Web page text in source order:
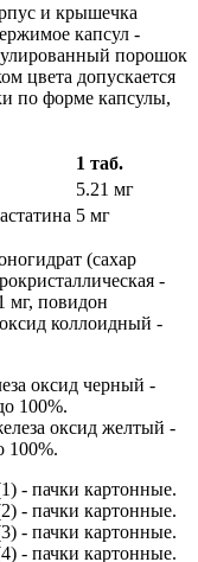
и крышечка
капсул -
порошок
цвета допускается
по форме капсулы,
1 таб.
5.21 мг
5 мг
(сахар
-
мг, повидон
коллоидный -
оксид черный -
100%.
оксид желтый -
100%.
- пачки картонные.
- пачки картонные.
- пачки картонные.
- пачки картонные.